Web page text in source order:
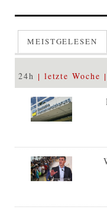
MEISTGELESEN
24h letzte Woche